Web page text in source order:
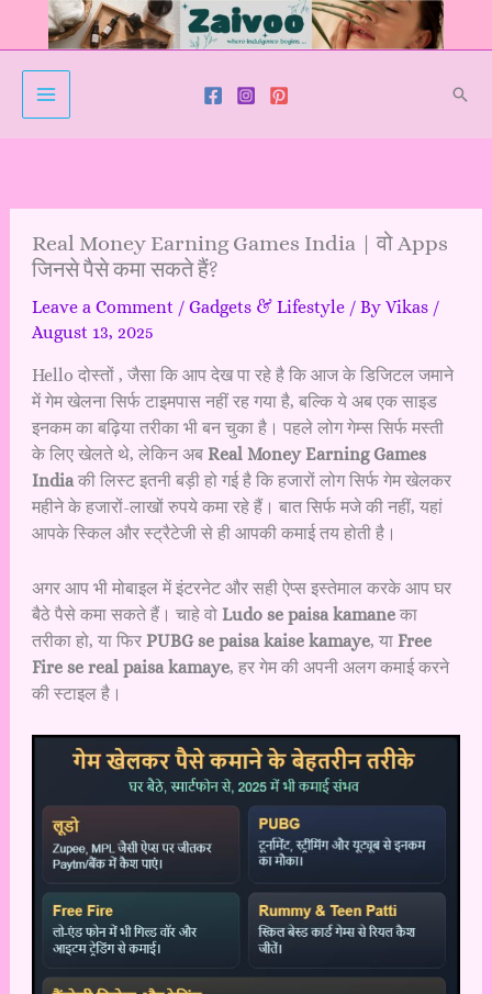
Real Money Earning Games India | वो Apps
जिनसे पैसे कमा सकते हैं?
Leave a Comment / Gadgets & Lifestyle/ By Vikas /
August 13, 2025
Hello दोस्तों , जैसा कि आप देख पा रहे है कि आज के डिजिटल जमाने
में गेम खेलना सिर्फ टाइमपास नहीं रह गया है, बल्कि ये अब एक साइड
इनकम का बढ़िया तरीका भी बन चुका है। पहले लोग गेम्स सिर्फ मस्ती
के लिए खेलते थे, लेकिन अब Real Money Earning Games
Indiaकी लिस्ट इतनी बड़ी हो गई है कि हजारों लोग सिर्फ गेम खेलकर
महीने के हजारों-लाखों रुपये कमा रहे हैं। बात सिर्फ मजे की नहीं, यहां
आपके स्किल और स्ट्रैटेजी से ही आपकी कमाई तय होती है।
अगर आप भी मोबाइल में इंटरनेट और सही ऐप्स इस्तेमाल करके आप घर
बैठे पैसे कमा सकते हैं। चाहे वो Ludo se paisa kamaneका
तरीका हो, या फिर PUBG se paisa kaise kamaye, या Free
Fire se real paisa kamaye, हर गेम की अपनी अलग कमाई करने
की स्टाइल है।